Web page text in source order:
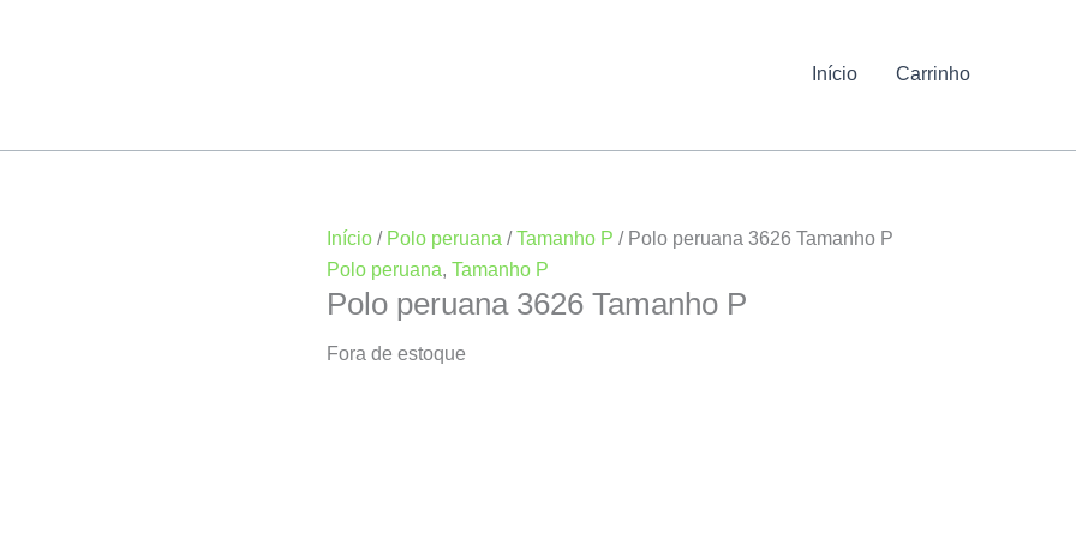
Início Carrinho
Início / Polo peruana /Tamanho P / Polo peruana 3626 Tamanho P
Polo peruana, Tamanho P
Polo peruana 3626 Tamanho P
Fora de estoque